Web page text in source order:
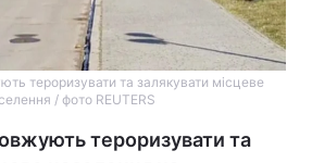
тероризувати та залякувати місцеве
/ фото REUTERS
тероризувати та